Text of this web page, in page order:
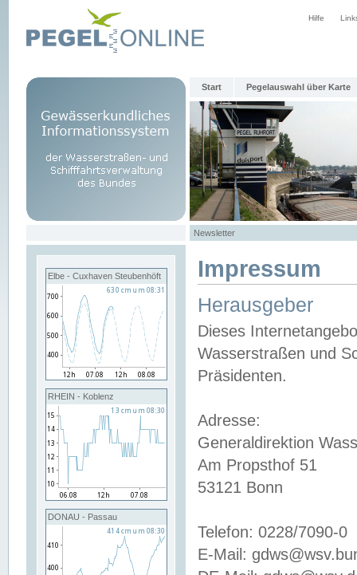
Hilfe
Start Pegelauswahl über Karte
Newsletter
Elbe - Cuxhaven Steubenhöft
RHEIN - Koblenz
DONAU - Passau
Impressum
Herausgeber
Dieses
Wasserstraßen und
Präsidenten.
Adresse:
Generaldirektion
Am Propsthof 51
53121 Bonn
Telefon: 0228/7090-0
E-Mail: